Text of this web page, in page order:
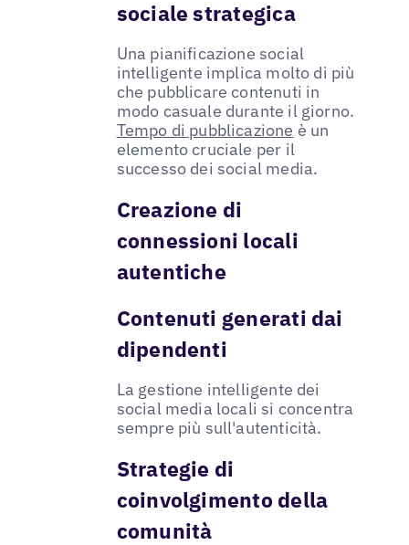
sociale strategica
Una pianificazione social
intelligente implica molto di più
che pubblicare contenuti in
modo casuale durante il giorno.
Tempo di pubblicazione è un
elemento cruciale per il
successo dei social media.
Creazione di
connessioni locali
autentiche
Contenuti generati dai
dipendenti
La gestione intelligente dei
social media locali si concentra
sempre più sull'autenticità.
Strategie di
coinvolgimento della
comunità